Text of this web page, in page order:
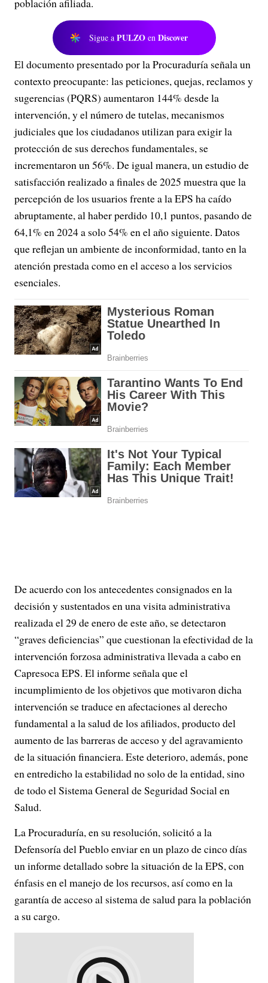
población afiliada.
Sigue a PULZO en Discover
El documento presentado por la Procuraduría señala un
contexto preocupante: las peticiones, quejas, reclamos y
sugerencias (PQRS) aumentaron 144% desde la
intervención, y el número de tutelas, mecanismos
judiciales que los ciudadanos utilizan para exigir la
protección de sus derechos fundamentales, se
incrementaron un 56%. De igual manera, un estudio de
satisfacción realizado a finales de 2025 muestra que la
percepción de los usuarios frente a la EPS ha caído
abruptamente, al haber perdido 10,1 puntos, pasando de
64,1% en 2024 a solo 54% en el año siguiente. Datos
que reflejan un ambiente de inconformidad, tanto en la
atención prestada como en el acceso a los servicios
esenciales.
De acuerdo con los antecedentes consignados en la
decisión y sustentados en una visita administrativa
realizada el 29 de enero de este año, se detectaron
“graves deficiencias” que cuestionan la efectividad de la
intervención forzosa administrativa llevada a cabo en
Capresoca EPS. El informe señala que el
incumplimiento de los objetivos que motivaron dicha
intervención se traduce en afectaciones al derecho
fundamental a la salud de los afiliados, producto del
aumento de las barreras de acceso y del agravamiento
de la situación financiera. Este deterioro, además, pone
en entredicho la estabilidad no solo de la entidad, sino
de todo el Sistema General de Seguridad Social en
Salud.
La Procuraduría, en su resolución, solicitó a la
Defensoría del Pueblo enviar en un plazo de cinco días
un informe detallado sobre la situación de la EPS, con
énfasis en el manejo de los recursos, así como en la
garantía de acceso al sistema de salud para la población
a su cargo.